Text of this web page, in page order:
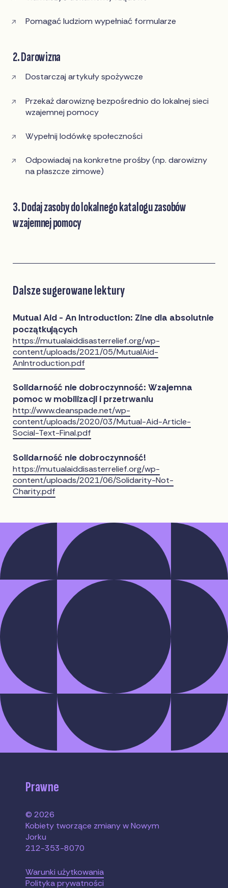
Pomagać ludziom wypełniać formularze
2. Darowizna
Dostarczaj artykuły spożywcze
Przekaż darowiznę bezpośrednio do lokalnej sieci
wzajemnej pomocy
Wypełnij lodówkę społeczności
Odpowiadaj na konkretne prośby (np. darowizny
na płaszcze zimowe)
3. Dodaj zasoby do lokalnego katalogu zasobów
wzajemnej pomocy
Dalsze sugerowane lektury
Mutual Aid - An Introduction: Zine dla absolutnie
początkujących
https://mutualaiddisasterrelief.org/wp-
content/uploads/2021/05/MutualAid-
AnIntroduction.pdf
Solidarność nie dobroczynność: Wzajemna
pomoc w mobilizacji i przetrwaniu
http://www.deanspade.net/wp-
content/uploads/2020/03/Mutual-Aid-Article-
Social-Text-Final.pdf
Solidarność nie dobroczynność!
https://mutualaiddisasterrelief.org/wp-
content/uploads/2021/06/Solidarity-Not-
Charity.pdf
Prawne
© 2026
Kobiety tworzące zmiany w Nowym
Jorku
212-353-8070
Warunki użytkowania
Polityka prywatności